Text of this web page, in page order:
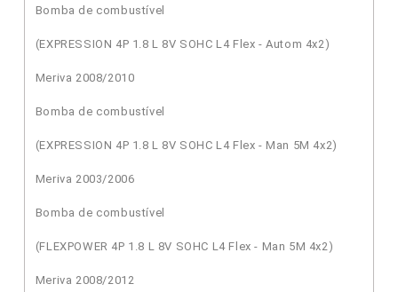
Bomba de combustível
(EXPRESSION 4P 1.8 L 8V SOHC L4 Flex - Autom 4x2)
Meriva 2008/2010
Bomba de combustível
(EXPRESSION 4P 1.8 L 8V SOHC L4 Flex - Man 5M 4x2)
Meriva 2003/2006
Bomba de combustível
(FLEXPOWER 4P 1.8 L 8V SOHC L4 Flex - Man 5M 4x2)
Meriva 2008/2012